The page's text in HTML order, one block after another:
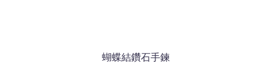
蝴蝶結鑽石手鍊